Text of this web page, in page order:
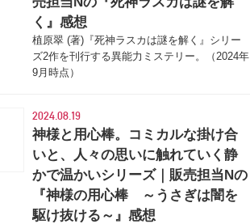
く』感想
植原翠 (著)『死神ラスカは謎を解く』シリー
ズ2作を刊行する異能力ミステリー。（2024年
9月時点）
2024.08.19
神様と用心棒。コミカルな掛け合
いと、人々の思いに触れていく静
かで温かいシリーズ｜販売担当Nの
『神様の用心棒 ～うさぎは闇を
駆け抜ける～』感想